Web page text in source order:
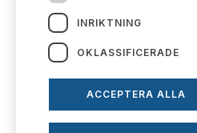
INRIKTNING
OKLASSIFICERADE
ACCEPTERA ALLA